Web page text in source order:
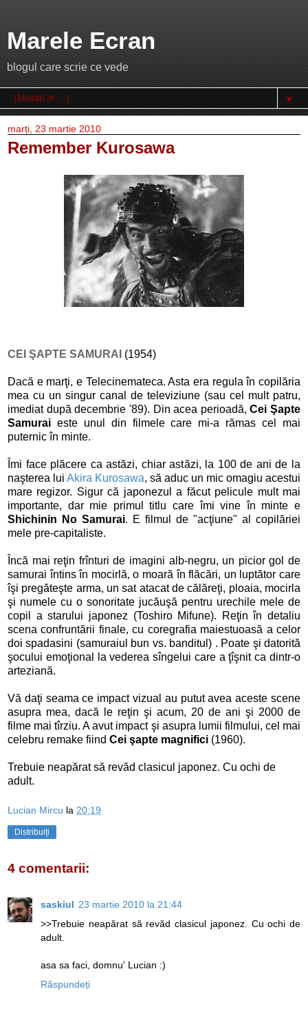
Marele Ecran
blogul care scrie ce vede
▼
marți, 23 martie 2010
Remember Kurosawa
CEI ŞAPTE SAMURAI (1954)
Dacă e marţi, e Telecinemateca. Asta era regula în copilăria
mea cu un singur canal de televiziune (sau cel mult patru,
imediat după decembrie '89). Din acea perioadă,Cei Şapte
Samurai este unul din filmele care mi-a rămas cel mai
puternic în minte.
Îmi face plăcere ca astăzi, chiar astăzi, la 100 de ani de la
naşterea lui Akira Kurosawa, să aduc un mic omagiu acestui
mare regizor. Sigur că japonezul a făcut pelicule mult mai
importante, dar mie primul titlu care îmi vine în minte e
Shichinin No Samurai. E filmul de "acţiune" al copilăriei
mele pre-capitaliste.
Încă mai reţin frînturi de imagini alb-negru, un picior gol de
samurai întins în mocirlă, o moară în flăcări, un luptător care
îşi pregăteşte arma, un sat atacat de călăreţi, ploaia, mocirla
şi numele cu o sonoritate jucăuşă pentru urechile mele de
copil a starului japonez (Toshiro Mifune). Reţin în detaliu
scena confruntării finale, cu coregrafia maiestuoasă a celor
doi spadasini (samuraiul bun vs. banditul) . Poate şi datorită
şocului emoţional la vederea sîngelui care a ţîşnit ca dintr-o
arteziană.
Vă daţi seama ce impact vizual au putut avea aceste scene
asupra mea, dacă le reţin şi acum, 20 de ani şi 2000 de
filme mai tîrziu. A avut impact şi asupra lumii filmului, cel mai
celebru remake fiind Cei şapte magnifici (1960).
Trebuie neapărat să revăd clasicul japonez. Cu ochi de
adult.
Lucian Mircu la 20:19
Distribuiți
4 comentarii:
saskiul 23 martie 2010 la 21:44
>>Trebuie neapărat să revăd clasicul japonez. Cu ochi de
adult.
asa sa faci, domnu' Lucian :)
Răspundeți